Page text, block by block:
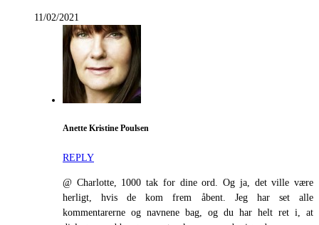
11/02/2021
Anette Kristine Poulsen
REPLY
@ Charlotte, 1000 tak for dine ord. Og ja, det ville være
herligt, hvis de kom frem åbent. Jeg har set alle
kommentarerne og navnene bag, og du har helt ret i, at